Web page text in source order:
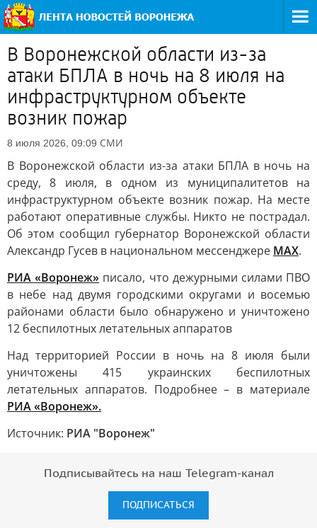
В Воронежской области из-за
атаки БПЛА в ночь на 8 июля на
инфраструктурном объекте
возник пожар
8 июля 2026, 09:09 СМИ
В Воронежской области из-за атаки БПЛА в ночь на
среду, 8 июля, в одном из муниципалитетов на
инфраструктурном объекте возник пожар. На месте
работают оперативные службы. Никто не пострадал.
Об этом сообщил губернатор Воронежской области
Александр Гусев в национальном мессенджере MAX.
РИА «Воронеж» писало, что дежурными силами ПВО
в небе над двумя городскими округами и восемью
районами области было обнаружено и уничтожено
12 беспилотных летательных аппаратов
Над территорией России в ночь на 8 июля были
уничтожены 415 украинских беспилотных
летательных аппаратов. Подробнее – в материале
РИА «Воронеж».
Источник: РИА "Воронеж"
Подписывайтесь на наш Telegram-канал
ПОДПИСАТЬСЯ